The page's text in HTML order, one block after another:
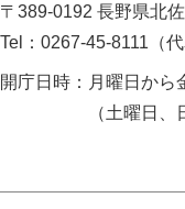
〒389-0192 長野県北
Tel：0267-45-8111（代
開庁日時： 月曜日から
（土曜日